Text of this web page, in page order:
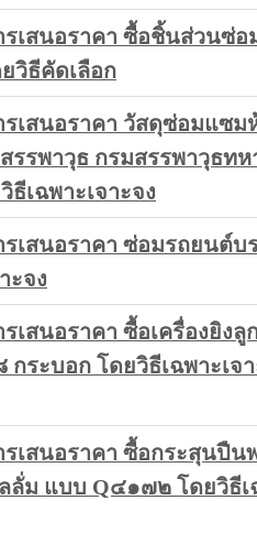
เสนอราคา ซื้อชิ้นส่วนซ่อ
วิธีคัดเลือก
เสนอราคา วัสดุซ่อมแซ
รรพาวุธ กรมสรรพาวุธท
ธีเฉพาะเจาะจง
รเสนอราคา ซ่อมรถยนต์
ะจง
เสนอราคา ซื้อเครื่องยิง
ระบอก โดยวิธีเฉพาะเจา
เสนอราคา ซื้อกระสุนปื
ลั่ม แบบ Q๔๑๗๒ โดยวิธีเ